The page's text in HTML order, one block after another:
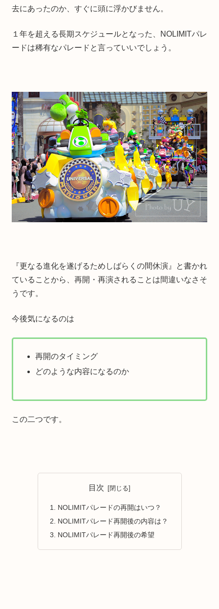
去にあったのか、すぐに頭に浮かびません。
１年を超える長期スケジュールとなった、NOLIMITパレ
ードは稀有なパレードと言っていいでしょう。
『更なる進化を遂げるためしばらくの間休演』と書かれ
ていることから、再開・再演されることは間違いなさそ
うです。
今後気になるのは
再開のタイミング
どのような内容になるのか
この二つです。
目次
NOLIMITパレードの再開はいつ？
NOLIMITパレード再開後の内容は？
NOLIMITパレード再開後の希望